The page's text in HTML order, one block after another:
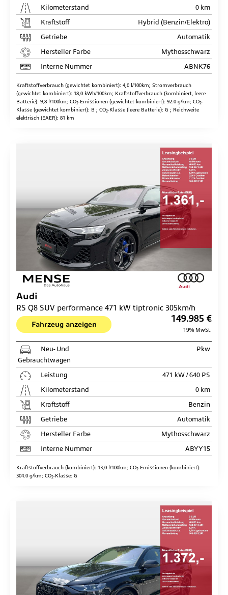
Kilometerstand
0 km
Kraftstoff
Hybrid (Benzin/Elektro)
Getriebe
Automatik
Hersteller Farbe
Mythosschwarz
Interne Nummer
ABNK76
Kraftstoffverbrauch (gewichtet kombiniert): 4,0 l/100km; Stromverbrauch
(gewichtet kombiniert): 18,0 kWh/100km; Kraftstoffverbrauch (kombiniert, leere
Batterie): 9,8 l/100km; CO2-Emissionen (gewichtet kombiniert): 92.0 g/km; CO2-
Klasse (gewichtet kombiniert): B ; CO2-Klasse (leere Batterie): G ; Reichweite
elektrisch (EAER): 81 km
Audi
RS Q8 SUV performance 471 kW tiptronic 305km/h
Fahrzeug anzeigen
149.985 €
19% MwSt.
Neu- Und
Gebrauchtwagen
Pkw
Leistung
471 kW / 640 PS
Kilometerstand
0 km
Kraftstoff
Benzin
Getriebe
Automatik
Hersteller Farbe
Mythosschwarz
Interne Nummer
ABYY15
Kraftstoffverbrauch (kombiniert): 13,0 l/100km; CO2-Emissionen (kombiniert):
304.0 g/km; CO2-Klasse: G